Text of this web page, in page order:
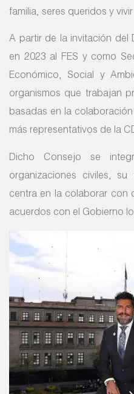
familia, seres queridos y
A partir de la invitación del
en 2023 al FES y como
Económico, Social y
organismos que trabajan
basadas en la
más representativos de la
Dicho Consejo se
organizaciones civiles,
centra en la colaborar con
acuerdos con el Gobierno